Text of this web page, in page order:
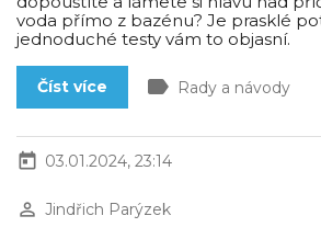
voda přímo z bazénu? Je prasklé
jednoduché testy vám to objasní.
Číst více label Rady a návody
today 03.01.2024, 23:14
perm_identity Jindřich Parýzek